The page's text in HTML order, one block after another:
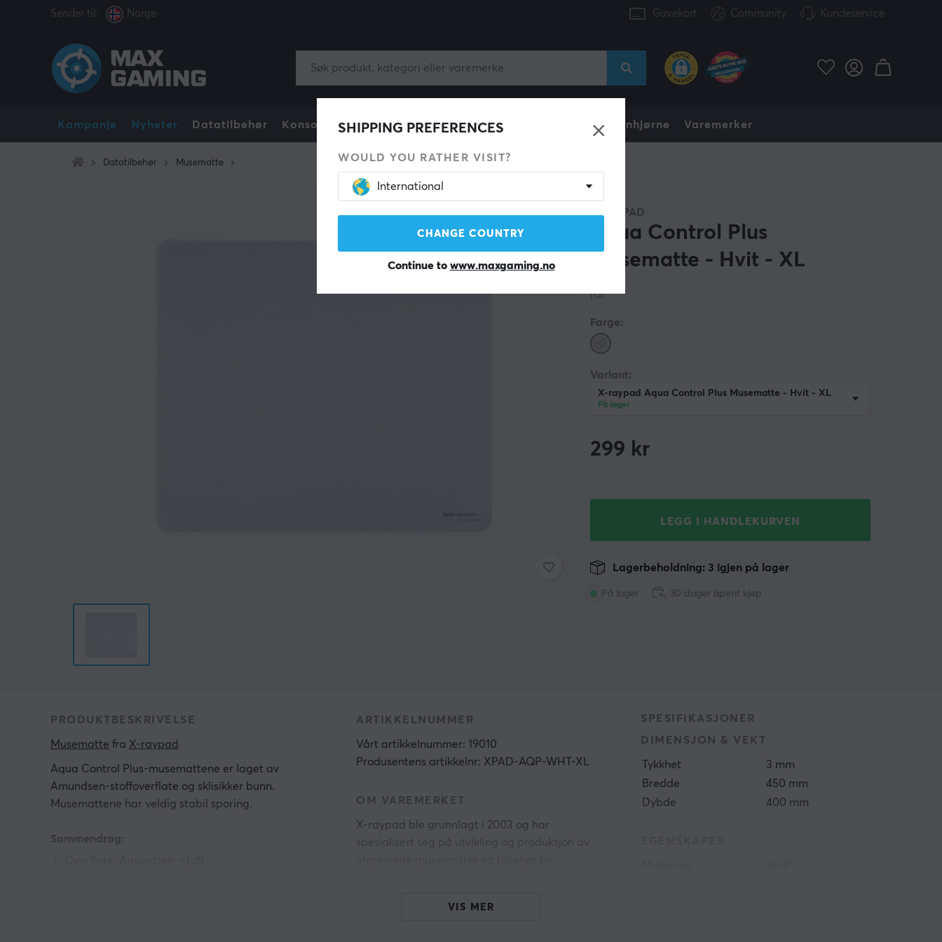
Sender til: Norge Gavekort Community Kundeservice
Kampanje Nyheter Datatilbehør Konsoll Gamingstol Mobiltilbehør Funnhjørne Varemerker
SHIPPING PREFERENCES
WOULD YOU RATHER VISIT?
International
CHANGE COUNTRY
Continue to www.maxgaming.no
Datatilbehør Musematte
X-RAYPAD
Aqua Control Plus
Musematte - Hvit - XL
(13)
Farge:
Variant:
X-raypad Aqua Control Plus Musematte - Hvit - XL
På lager
299 kr
LEGG I HANDLEKURVEN
På lager
Lagerbeholdning: 3 igjen på lager
30 dager åpent kjøp
PRODUKTBESKRIVELSE
Musematte fra X-raypad
Aqua Control Plus-musemattene er laget av
Amundsen-stoffoverflate og sklisikker bunn.
Musemattene har veldig stabil sporing.
Sammendrag:
ARTIKKELNUMMER
Vårt artikkelnummer: 19010
Produsentens artikkelnr: XPAD-AQP-WHT-XL
OM VAREMERKET
X-raypad ble grunnlagt i 2003 og har
spesialisert seg på utvikling og produksjon av
Topp kvalitet og høy effektivitet er deres
SPESIFIKASJONER
DIMENSJON & VEKT
Tykkhet
3 mm
Bredde
450 mm
Dybde
400 mm
VIS MER